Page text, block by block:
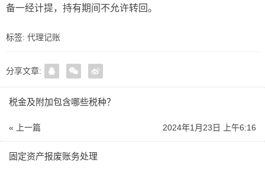
备一经计提，持有期间不允许转回。
标签: 代理记账
分享文章:
税金及附加包含哪些税种？
« 上一篇 2024年1月23日 上午6:16
固定资产报废账务处理